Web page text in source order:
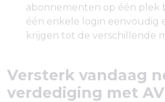
abonnementen op één plek
één enkele login eenvoudig
krijgen tot de verschillende
Versterk vandaag
verdediging met AV